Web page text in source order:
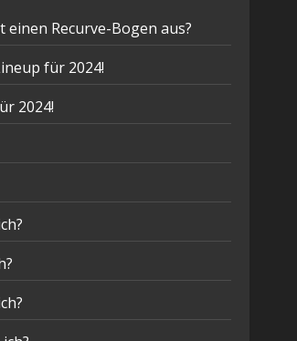
einen Recurve-Bogen aus?
für 2024!
2024!